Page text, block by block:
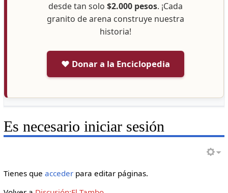
desde tan solo $2.000 pesos. ¡Cada
granito de arena construye nuestra
historia!
❤️ Donar a la Enciclopedia
Es necesario iniciar sesión
Tienes que accederpara editar páginas.